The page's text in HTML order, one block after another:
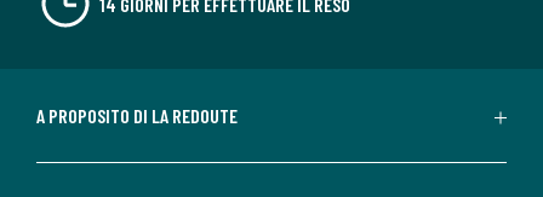
A PROPOSITO DI LA REDOUTE